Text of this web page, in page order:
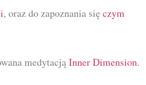
, oraz do zapoznania się czym
medytacjąInner Dimension.